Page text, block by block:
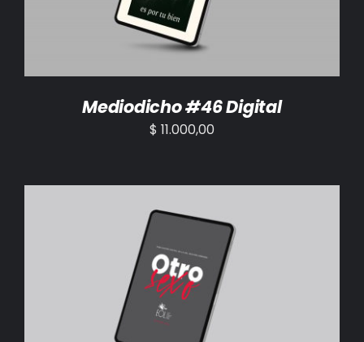
Mediodicho #46 Digital
$ 11.000,00
AÑADIR AL CARRITO /